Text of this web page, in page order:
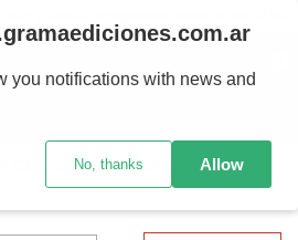
CLÍNICA DE LA ÉPOCA
you notifications with news and
No, thanks Allow